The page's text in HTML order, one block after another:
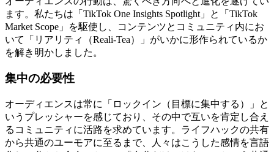
ます。私たちは「TikTok One Insights Spotlight」と「TikTok
Market Scope」を駆使し、コンテンツとコミュニティ内にお
いて「リアリティ（Reali-Tea）」がいかに形作られているか
を解き明かしました。
集中の必要性
オーディエンスは常に「ロックイン（目標に集中する）」と
いうプレッシャーを感じており、その中で互いを肯定し合え
るコミュニティに活路を求めています。ライフハックの共有
から共通のユーモアに至るまで、人々はこうした感情を言語